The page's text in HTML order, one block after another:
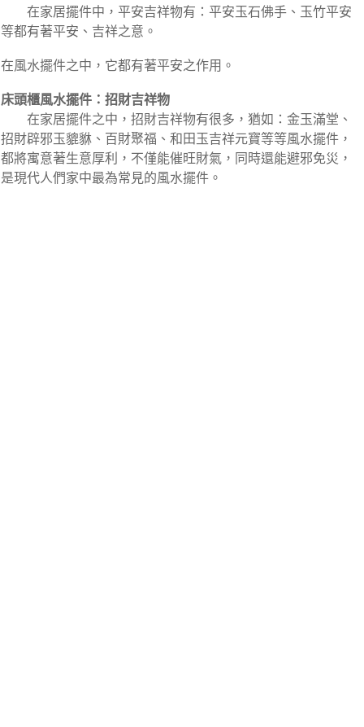
在家居擺件中，平安吉祥物有：平安玉石佛手、玉竹平安
等都有著平安、吉祥之意。
在風水擺件之中，它都有著平安之作用。
床頭櫃風水擺件：招財吉祥物
在家居擺件之中，招財吉祥物有很多，猶如：金玉滿堂、
招財辟邪玉貔貅、百財聚福、和田玉吉祥元寶等等風水擺件，
都將寓意著生意厚利，不僅能催旺財氣，同時還能避邪免災，
是現代人們家中最為常見的風水擺件。